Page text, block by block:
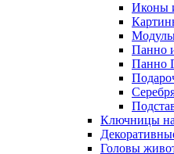
Иконы
Панно
Панно
Ключницы
Головы